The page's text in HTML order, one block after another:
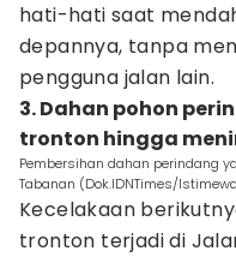
hati-hati saat
depannya, tanpa
pengguna jalan lain.
3. Dahan pohon
tronton hingga
Pembersihan dahan perindang
Tabanan (Dok.IDNTimes/
Kecelakaan
tronton terjadi di